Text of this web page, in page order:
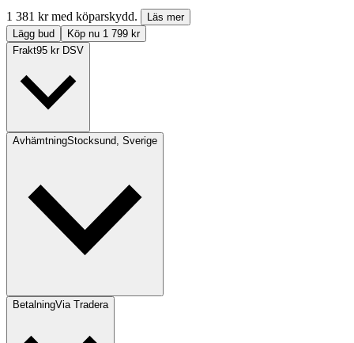
1 381 kr med köparskydd.
Läs mer
Lägg bud
Köp nu 1 799 kr
Frakt95 kr DSV
AvhämtningStocksund, Sverige
BetalningVia Tradera